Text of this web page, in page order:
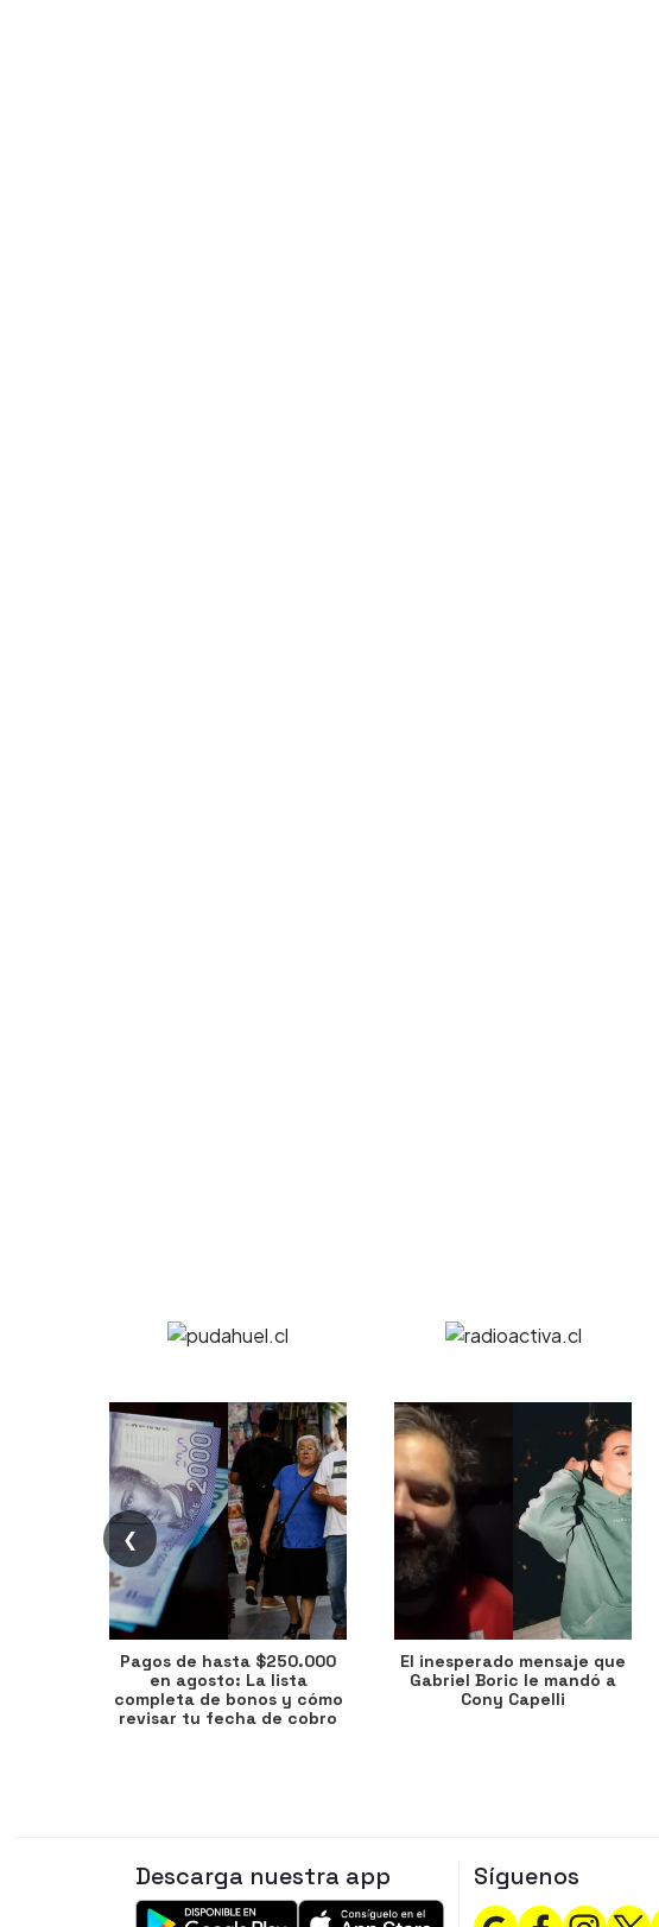
❮
Pagos de hasta $250.000
en agosto: La lista
completa de bonos y cómo
revisar tu fecha de cobro
El inesperado mensaje que
Gabriel Boric le mandó a
Cony Capelli
Descarga nuestra app Síguenos